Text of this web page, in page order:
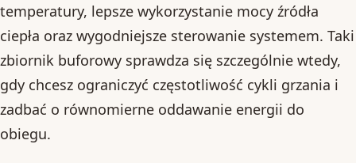
temperatury, lepsze wykorzystanie mocy źródła
ciepła oraz wygodniejsze sterowanie systemem. Taki
zbiornik buforowy sprawdza się szczególnie wtedy,
gdy chcesz ograniczyć częstotliwość cykli grzania i
zadbać o równomierne oddawanie energii do
obiegu.